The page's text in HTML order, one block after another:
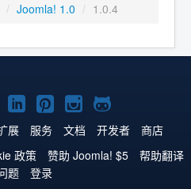
/ Joomla! 1.0 / 1.0.4
LinkedIn
主
页
Pinterest
主
页
Instagram
主
页
GitHub
主
页
展 服务 文档 开发者
商店
政策 赞助 Joomla! $5
帮助翻译
题
登录